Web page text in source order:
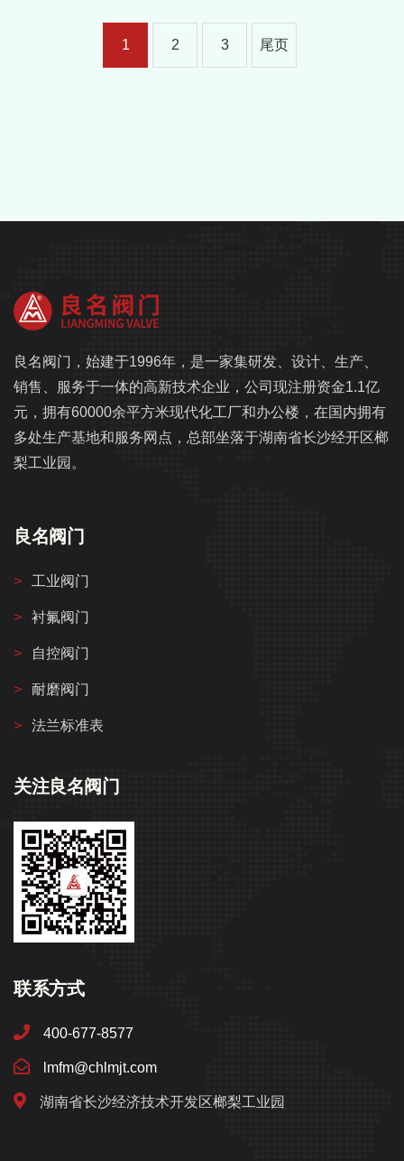
1 2 3 尾页
良名阀门，始建于1996年，是一家集研发、设计、生产、
销售、服务于一体的高新技术企业，公司现注册资金1.1亿
元，拥有60000余平方米现代化工厂和办公楼，在国内拥有
多处生产基地和服务网点，总部坐落于湖南省长沙经开区榔
梨工业园。
良名阀门
工业阀门
衬氟阀门
自控阀门
耐磨阀门
法兰标准表
关注良名阀门
联系方式
400-677-8577
lmfm@chlmjt.com
湖南省长沙经济技术开发区榔梨工业园